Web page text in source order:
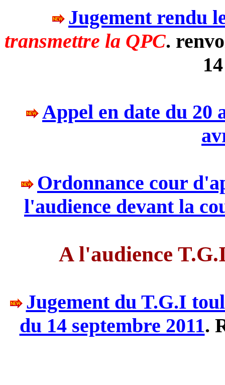
Jugementrendu
transmettre la QPC.
Appel en date du 20
Ordonnance cour
l'audience devant la
A l'audience
Jugement du T.G.I
du 14 septembre 2011.